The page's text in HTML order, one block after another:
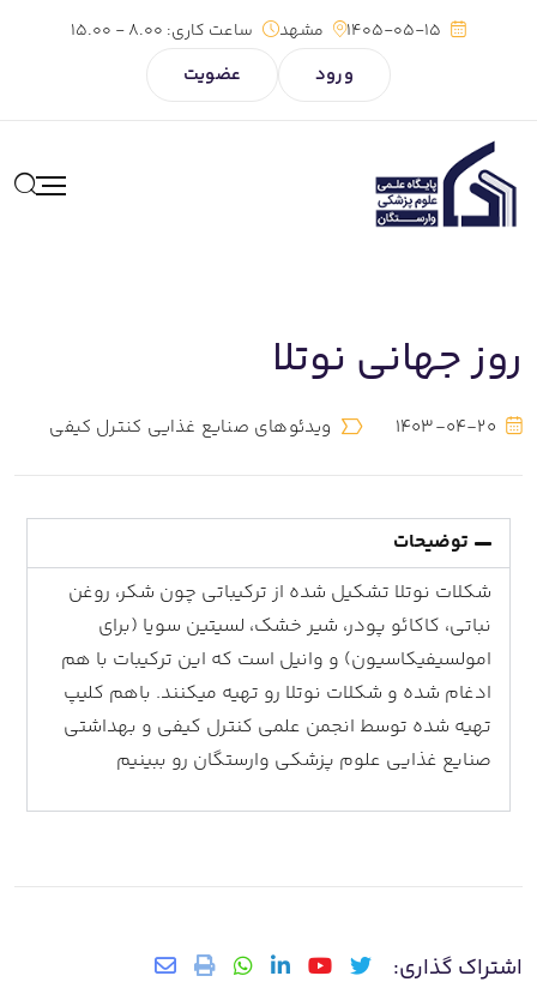
1405-05-15 مشهد ساعت کاری:
ورود عضویت
روز جهانی نوتلا
1403-04-20 ویدئوهای صنایع غذایی کنترل کیفی
توضیحات
شکلات نوتلا تشکیل شده از ترکیباتی چون شکر، روغن
نباتی، کاکائو پودر، شیر خشک، لسیتین سویا (برای
امولسیفیکاسیون) و وانیل است که این ترکیبات با هم
ادغام شده و شکلات نوتلا رو تهیه میکنند. باهم کلیپ
تهیه شده توسط انجمن علمی کنترل کیفی و بهداشتی
صنایع غذایی علوم پزشکی وارستگان رو ببینیم
اشتراک گذاری: